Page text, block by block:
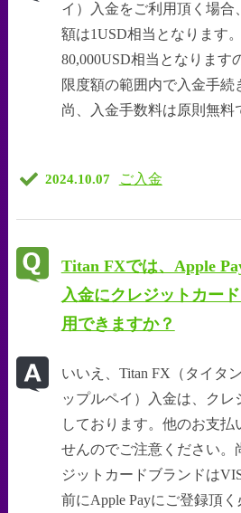
イ）入金をご利用頂く場合
額は1USD相当となります
80,000USD相当となります
限度額の範囲内で入金手続
尚、入金手数料は原則無料
2024.10.07 ご入金
Titan FXでは、Apple
入金にクレジットカー
用できますか？
いいえ、Titan FX（タイタ
ップルペイ）入金は、ク
しております。他のお支払
せんのでご注意ください。
ジットカードブランドは
前にApple Payにご登録頂く